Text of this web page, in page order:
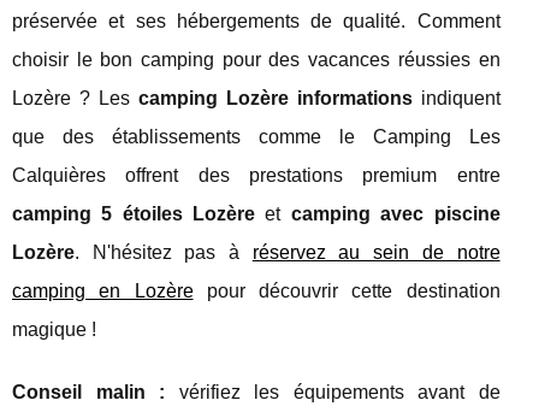
préservée et ses hébergements de qualité. Comment
choisir le bon camping pour des vacances réussies en
Lozère ? Les camping Lozère informationsindiquent
que des établissements comme le Camping Les
Calquières offrent des prestations premium entre
camping 5 étoiles Lozère et camping avec piscine
Lozère. N'hésitez pas à réservez au sein de notre
camping en Lozèrepour découvrircette destination
magique !
Conseil malin : vérifiez les équipements avant de